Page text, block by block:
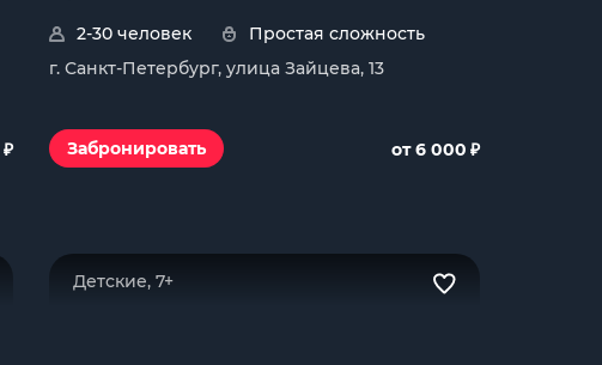
₽
2-30 человек
Простая сложность
г. Санкт-Петербург, улица Зайцева, 13
Забронировать от 6 000 ₽
Детские, 7+